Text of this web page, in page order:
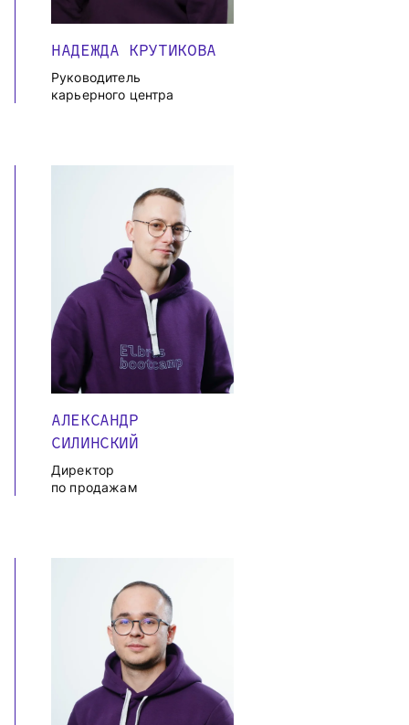
НАДЕЖДА КРУТИКОВА
Руководитель
карьерного центра
АЛЕКСАНДР
СИЛИНСКИЙ
Директор
по продажам